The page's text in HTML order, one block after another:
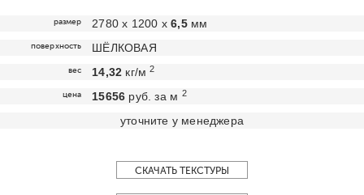
размер 2780 х 1200 х6,5мм
поверхность ШЁЛКОВАЯ
вес 14,32 кг/м2
цена 15656 руб. за м 2
уточните у менеджера
СКАЧАТЬ ТЕКСТУРЫ